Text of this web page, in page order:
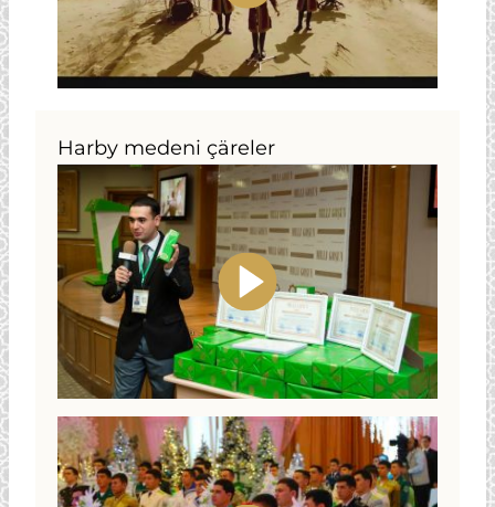
Harby medeni çäreler